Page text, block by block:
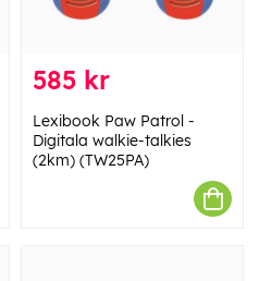
585 kr
Lexibook Paw Patrol -
Digitala walkie-talkies
(2km) (TW25PA)